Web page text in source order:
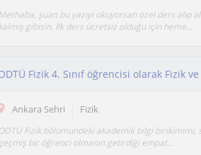
şuan bu yazıyı okuyorsan özel ders alıp
gibisin. İlk ders ücretsiz olduğu için heme...
Ankara Sehri Fizik
ODTÜ Fizik bölümündeki akademik bilgi birikimimi,
bir öğrenci olmanın getirdiği empat...